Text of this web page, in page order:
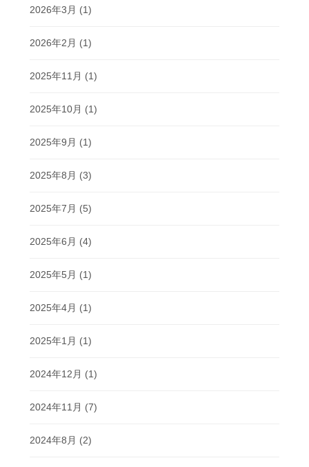
2026年3月 (1)
2026年2月 (1)
2025年11月 (1)
2025年10月 (1)
2025年9月 (1)
2025年8月 (3)
2025年7月 (5)
2025年6月 (4)
2025年5月 (1)
2025年4月 (1)
2025年1月 (1)
2024年12月 (1)
2024年11月 (7)
2024年8月 (2)